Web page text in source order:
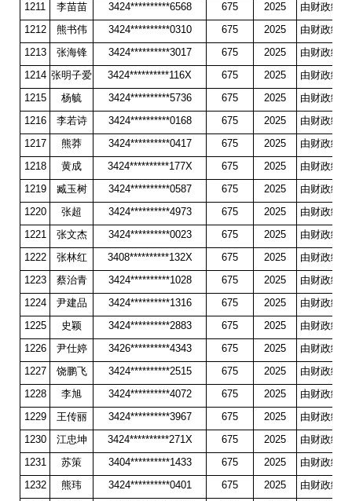
1211
李苗苗 3424**********6568 675 2025
由财政统
1212
熊书伟 3424**********0310 675 2025
由财政统
1213
张海锋 3424**********3017 675 2025
由财政统
1214 张明子爱 3424**********116X 675 2025
由财政统
1215
杨毓 3424**********5736 675 2025
由财政统
1216
李若诗 3424**********0168 675 2025
由财政统
1217
熊莽 3424**********0417 675 2025
由财政统
1218
黄成 3424**********177X 675 2025
由财政统
1219
臧玉树 3424**********0587 675 2025
由财政统
1220
张超 3424**********4973 675 2025
由财政统
1221
张文杰 3424**********0023 675 2025
由财政统
1222
张林红 3408**********132X 675 2025
由财政统
1223
蔡治青 3424**********1028 675 2025
由财政统
1224
尹建品 3424**********1316 675 2025
由财政统
1225
史颖 3424**********2883 675 2025
由财政统
1226
尹仕婷 3426**********4343 675 2025
由财政统
1227
饶鹏飞 3424**********2515 675 2025
由财政统
1228
李旭 3424**********4072 675 2025
由财政统
1229
王传丽 3424**********3967 675 2025
由财政统
1230
江忠坤 3424**********271X 675 2025
由财政统
1231
苏策 3404**********1433 675 2025
由财政统
1232
熊玮 3424**********0401 675 2025
由财政统